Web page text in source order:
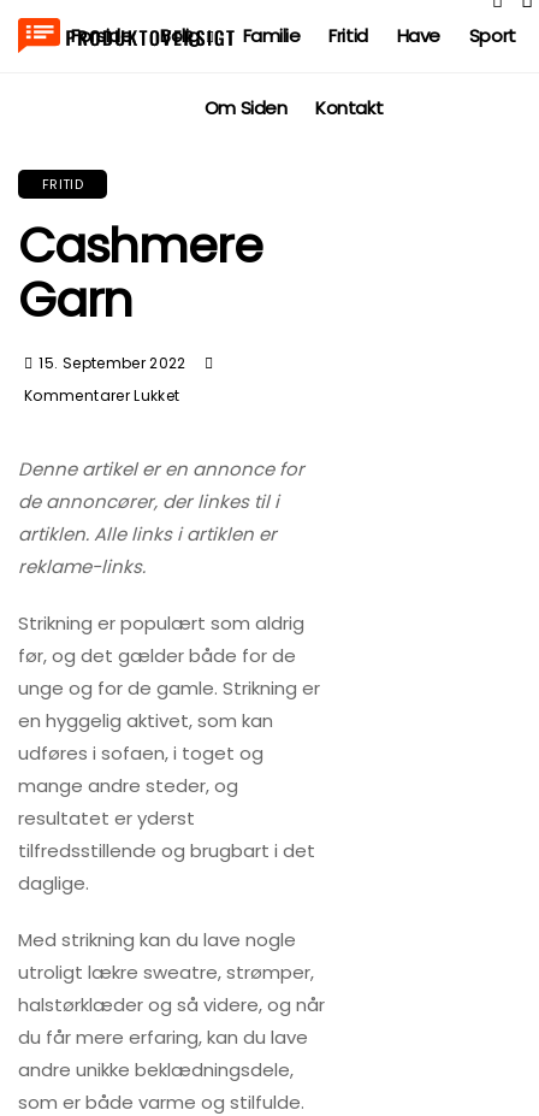
Forside Bolig Familie Fritid Have Sport
Om Siden Kontakt
FRITID
Cashmere
Garn
15. September 2022
Kommentarer Lukket
Denne artikel er en annonce for
de annoncører, der linkes til i
artiklen. Alle links i artiklen er
reklame-links.
Strikning er populært som aldrig
før, og det gælder både for de
unge og for de gamle. Strikning er
en hyggelig aktivet, som kan
udføres i sofaen, i toget og
mange andre steder, og
resultatet er yderst
tilfredsstillende og brugbart i det
daglige.
Med strikning kan du lave nogle
utroligt lækre sweatre, strømper,
halstørklæder og så videre, og når
du får mere erfaring, kan du lave
andre unikke beklædningsdele,
som er både varme og stilfulde.